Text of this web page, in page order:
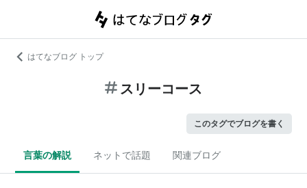
はてなブログ トップ
スリーコース
このタグでブログを書く
言葉の解説 ネットで話題 関連ブログ